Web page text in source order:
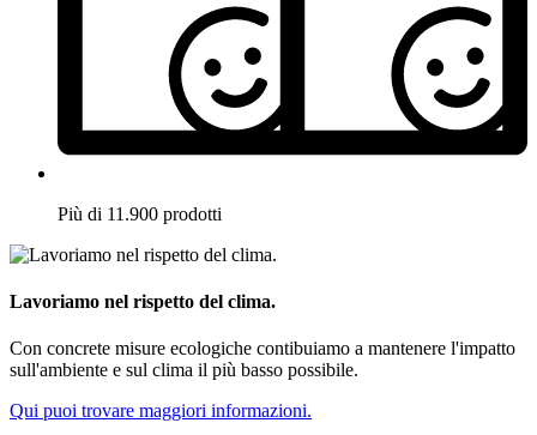
Più di 11.900 prodotti
Lavoriamo nel rispetto del clima.
Con concrete misure ecologiche contibuiamo a mantenere l'impatto
sull'ambiente e sul clima il più basso possibile.
Qui puoi trovare maggiori informazioni.